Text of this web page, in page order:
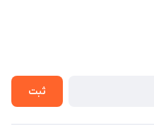
ثبت